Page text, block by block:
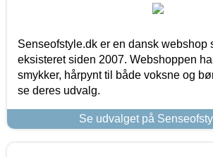
Senseofstyle.dk er en dansk webshop
eksisteret siden 2007. Webshoppen
smykker, hårpynt til både voksne og
se deres udvalg.
Se udvalget på